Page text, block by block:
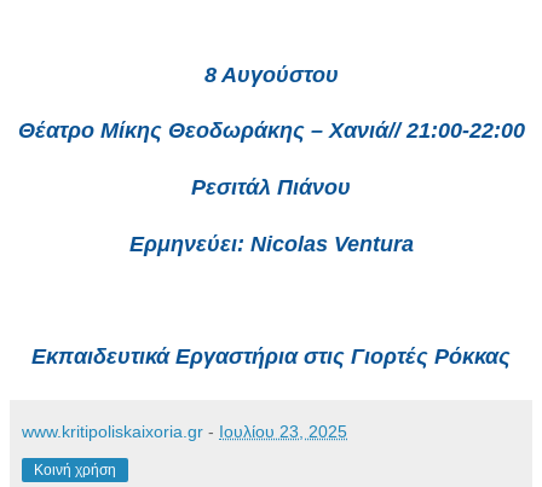
8 Αυγούστου
Θέατρο Μίκης Θεοδωράκης – Χανιά// 21:00-22:00
Ρεσιτάλ Πιάνου
Ερμηνεύει: Nicolas Ventura
Εκπαιδευτικά Εργαστήρια στις Γιορτές Ρόκκας
www.kritipoliskaixoria.gr - Ιουλίου 23, 2025
Κοινή χρήση